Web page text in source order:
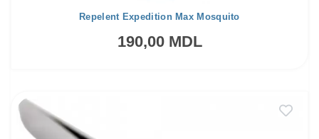
Repelent Expedition Max Mosquito
190,00 MDL